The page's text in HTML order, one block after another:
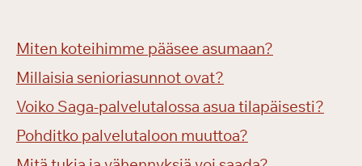
Miten koteihimme pääsee asumaan?
Millaisia senioriasunnot ovat?
Voiko Saga-palvelutalossa asua tilapäisesti?
Pohditko palvelutaloon muuttoa?